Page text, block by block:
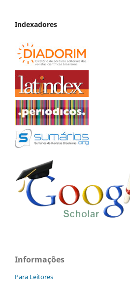
Indexadores
Informações
Para Leitores